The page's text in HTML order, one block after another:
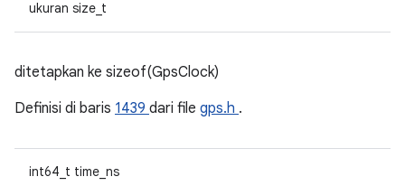
ukuran size_t
ditetapkan ke sizeof(GpsClock)
Definisi di baris 1439 dari file gps.h .
int64_t time_ns